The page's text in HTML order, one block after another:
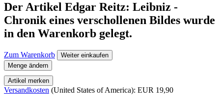
Der Artikel Edgar Reitz: Leibniz -
Chronik eines verschollenen Bildes wurde
in den Warenkorb gelegt.
Zum Warenkorb
Weiter einkaufen
Menge ändern
Artikel merken
Versandkosten (United States of America): EUR 19,90